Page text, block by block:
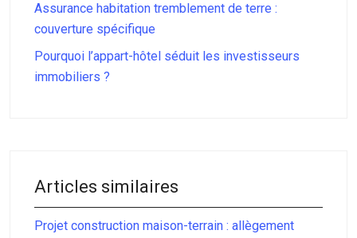
Assurance habitation tremblement de terre :
couverture spécifique
Pourquoi l’appart-hôtel séduit les investisseurs
immobiliers ?
Articles similaires
Projet construction maison-terrain : allègement